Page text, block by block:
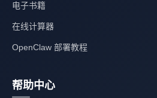
电子书籍
在线计算器
OpenClaw 部署教程
帮助中心